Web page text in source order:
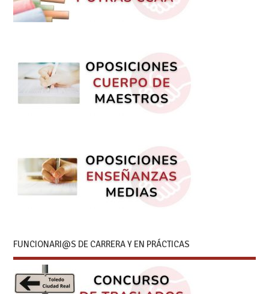
FUNCIONARI@S DE CARRERA Y EN PRÁCTICAS